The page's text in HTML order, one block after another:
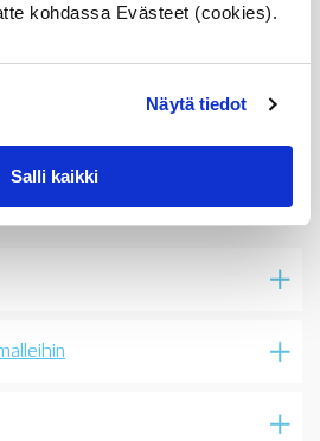
kohdassa Evästeet (cookies).
Näytä tiedot
Salli kaikki
ostoskoriin